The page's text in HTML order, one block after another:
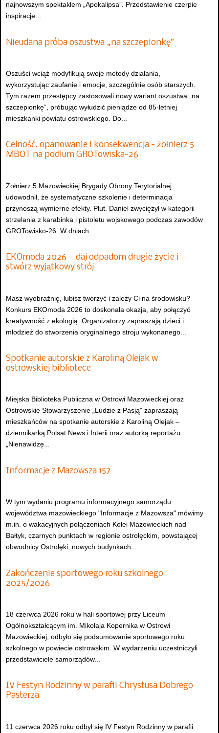
najnowszym spektaklem „Apokalipsa”. Przedstawienie czerpie
inspiracje...
Nieudana próba oszustwa „na szczepionkę”
Oszuści wciąż modyfikują swoje metody działania,
wykorzystując zaufanie i emocje, szczególnie osób starszych.
Tym razem przestępcy zastosowali nowy wariant oszustwa „na
szczepionkę”, próbując wyłudzić pieniądze od 85-letniej
mieszkanki powiatu ostrowskiego. Do...
Celność, opanowanie i konsekwencja - żołnierz 5
MBOT na podium GROTowiska-26
Żołnierz 5 Mazowieckiej Brygady Obrony Terytorialnej
udowodnił, że systematyczne szkolenie i determinacja
przynoszą wymierne efekty. Plut. Daniel zwyciężył w kategorii
strzelania z karabinka i pistoletu wojskowego podczas zawodów
GROTowisko-26. W dniach...
EKOmoda 2026 – daj odpadom drugie życie i
stwórz wyjątkowy strój
Masz wyobraźnię, lubisz tworzyć i zależy Ci na środowisku?
Konkurs EKOmoda 2026 to doskonała okazja, aby połączyć
kreatywność z ekologią. Organizatorzy zapraszają dzieci i
młodzież do stworzenia oryginalnego stroju wykonanego...
Spotkanie autorskie z Karoliną Olejak w
ostrowskiej bibliotece
Miejska Biblioteka Publiczna w Ostrowi Mazowieckiej oraz
Ostrowskie Stowarzyszenie „Ludzie z Pasją” zapraszają
mieszkańców na spotkanie autorskie z Karoliną Olejak –
dziennikarką Polsat News i Interii oraz autorką reportażu
„Nienawidzę...
Informacje z Mazowsza 157
W tym wydaniu programu informacyjnego samorządu
województwa mazowieckiego "Informacje z Mazowsza" mówimy
m.in. o wakacyjnych połączeniach Kolei Mazowieckich nad
Bałtyk, czarnych punktach w regionie ostrołęckim, powstającej
obwodnicy Ostrołęki, nowych budynkach...
Zakończenie sportowego roku szkolnego
2025/2026
18 czerwca 2026 roku w hali sportowej przy Liceum
Ogólnokształcącym im. Mikołaja Kopernika w Ostrowi
Mazowieckiej, odbyło się podsumowanie sportowego roku
szkolnego w powiecie ostrowskim. W wydarzeniu uczestniczyli
przedstawiciele samorządów...
IV Festyn Rodzinny w parafii Chrystusa Dobrego
Pasterza
11 czerwca 2026 roku odbył się IV Festyn Rodzinny w parafii